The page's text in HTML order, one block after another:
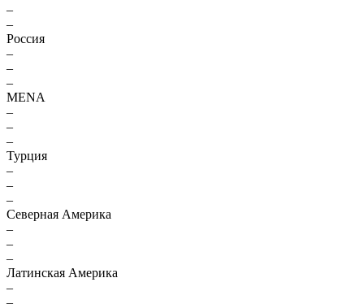
–
–
Россия
–
–
–
MENA
–
–
–
Турция
–
–
–
Северная Америка
–
–
–
Латинская Америка
–